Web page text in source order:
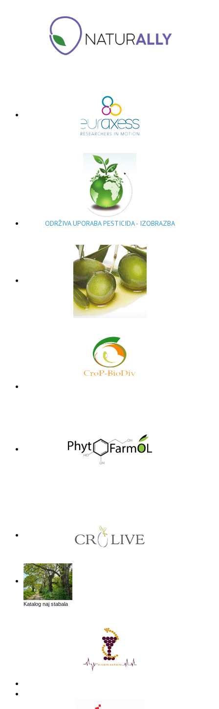
ODRŽIVA UPORABA PESTICIDA - IZOBRAZBA
Katalog naj stabala